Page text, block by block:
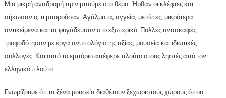
Μια μικρή αναδρομή πριν μπούμε στο θέμα. Ήρθαν οι κλέφτες και
σήκωσαν ο, τι μπορούσαν. Αγάλματα, αγγεία, μετόπες, μικρότερα
αντικείμενα και τα φυγάδευσαν στο εξωτερικό. Πολλές ανασκαφές
τροφοδότησαν με έργα ανυπολόγιστης αξίας, μουσεία και ιδιωτικές
συλλογές. Και αυτό το εμπόριο απέφερε πλούτο στους ληστές από τον
ελληνικό πλούτο.
Γνωρίζουμε ότι τα ξένα μουσεία διαθέτουν ξεχωριστούς χώρους όπου